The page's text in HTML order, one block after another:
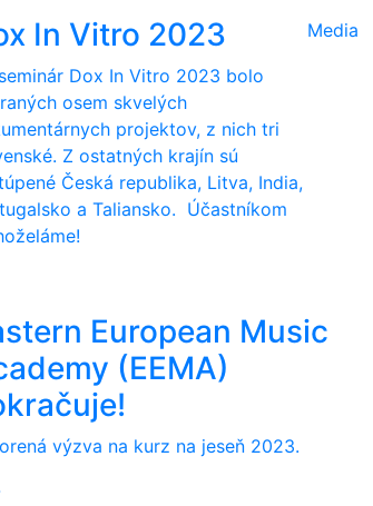
In Vitro 2023
Dox In Vitro 2023 bolo
osem skvelých
projektov, z nich tri
Z ostatných krajín sú
Česká republika, Litva, India,
a Taliansko. Účastníkom
Media
European Music
(EEMA)
výzva na kurz na jeseň 2023.